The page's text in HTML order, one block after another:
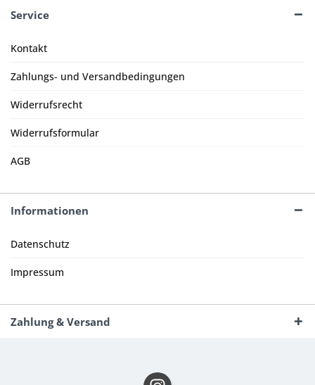
Service
Kontakt
Zahlungs- und Versandbedingungen
Widerrufsrecht
Widerrufsformular
AGB
Informationen
Datenschutz
Impressum
Zahlung & Versand